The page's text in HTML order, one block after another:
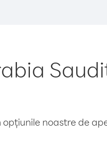
noastre de